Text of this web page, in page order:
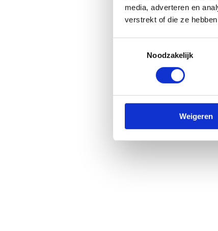
media, adverteren en
verstrekt of die ze
Noodzakelijk
Weigeren